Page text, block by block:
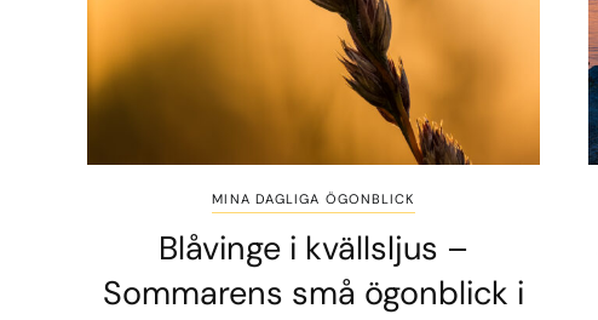
MINA DAGLIGA ÖGONBLICK
Blåvinge i kvällsljus –
Sommarens små ögonblick i